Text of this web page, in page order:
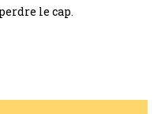
le cap.